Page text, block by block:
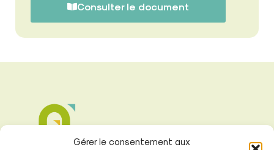
Gérer le consentement aux
Consulter le document